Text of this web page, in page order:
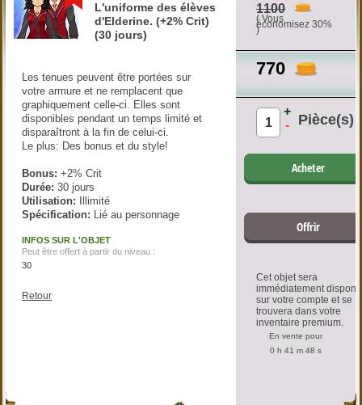
1100
( Vous
économisez 30%
)
770
Pièce(s)
+
-
Acheter
Offrir
Cet objet sera
immédiatement
sur votre compte et se
trouvera dans votre
inventaire premium.
En vente pour
0 h 41 m 48 s
L'uniforme des élèves
d'Elderine. (+2% Crit)
(30 jours)
Les tenues peuvent être portées sur
votre armure et ne remplacent que
graphiquement celle-ci. Elles sont
disponibles pendant un temps limité et
disparaîtront à la fin de celui-ci.
Le plus: Des bonus et du style!
Bonus: +2% Crit
Durée: 30 jours
Utilisation: Illimité
Spécification: Lié au personnage
INFOS SUR L'OBJET
Peut être offert à partir du niveau :
30
Retour